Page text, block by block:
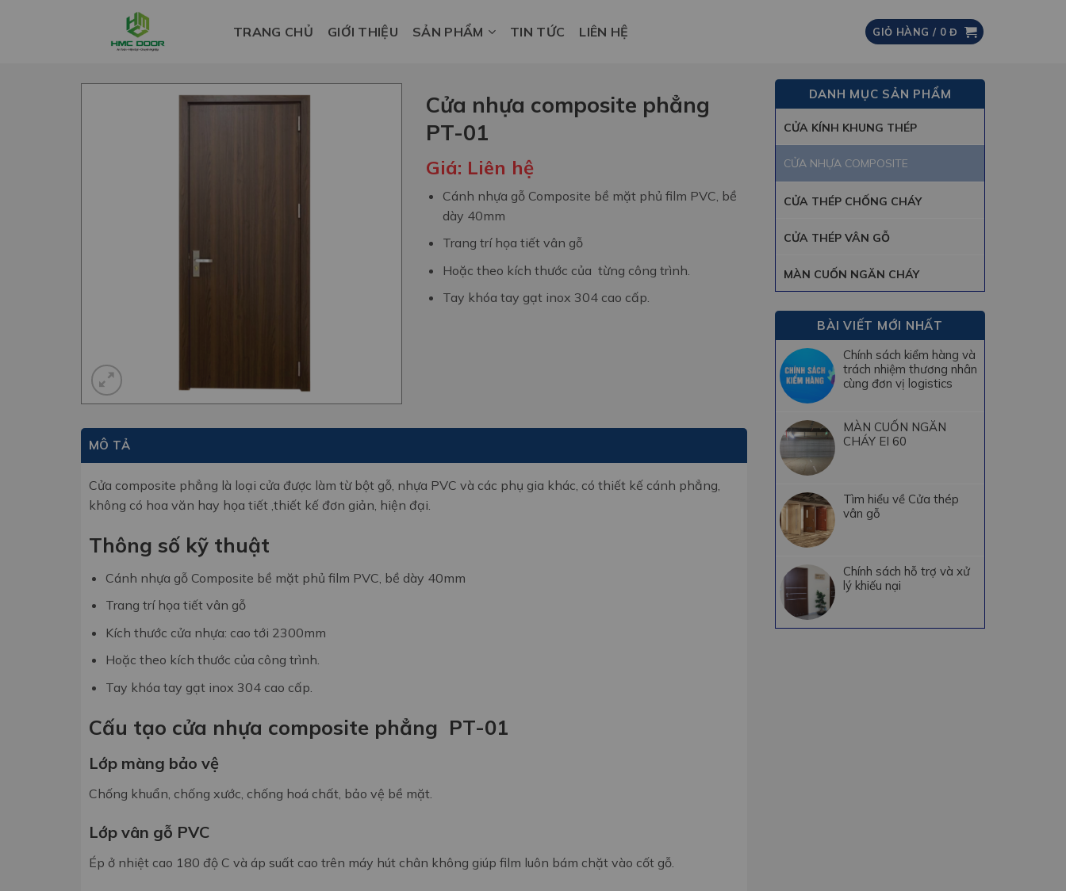
TRANG CHỦ GIỚI THIỆU SẢN PHẨM TIN TỨC LIÊN HỆ GIỎ HÀNG / 0Đ
DANH MỤC SẢN PHẨM
CỬA KÍNH KHUNG THÉP
CỬA NHỰA COMPOSITE
CỬA THÉP CHỐNG CHÁY
CỬA THÉP VÂN GỖ
MÀN CUỐN NGĂN CHÁY
BÀI VIẾT MỚI NHẤT
Chính sách kiểm hàng và
trách nhiệm thương nhân
cùng đơn vị logistics
MÀN CUỐN NGĂN
CHÁY EI 60
Tìm hiểu về Cửa thép
vân gỗ
Chính sách hỗ trợ và xử
lý khiếu nại
Cửa nhựa composite phẳng
PT-01
Giá: Liên hệ
Cánh nhựa gỗ Composite bề mặt phủ film PVC, bề
dày 40mm
Trang trí họa tiết vân gỗ
Hoặc theo kích thước của từng công trình.
Tay khóa tay gạt inox 304 cao cấp.
MÔ TẢ
Cửa composite phẳng là loại cửa được làm từ bột gỗ, nhựa PVC và các phụ gia khác, có thiết kế cánh phẳng,
không có hoa văn hay họa tiết ,thiết kế đơn giản, hiện đại.
Thông số kỹ thuật
Cánh nhựa gỗ Composite bề mặt phủ film PVC, bề dày 40mm
Trang trí họa tiết vân gỗ
Kích thước cửa nhựa: cao tới 2300mm
Hoặc theo kích thước của công trình.
Tay khóa tay gạt inox 304 cao cấp.
Cấu tạo cửa nhựa composite phẳng PT-01
Lớp màng bảo vệ
Chống khuẩn, chống xước, chống hoá chất, bảo vệ bề mặt.
Lớp vân gỗ PVC
Ép ở nhiệt cao 180 độ C và áp suất cao trên máy hút chân không giúp film luôn bám chặt vào cốt gỗ.